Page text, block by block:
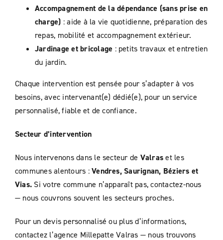
Accompagnement de la dépendance (sans prise en
charge) : aide à la vie quotidienne, préparation des
repas, mobilité et accompagnement extérieur.
Jardinage et bricolage : petits travaux et entretien
du jardin.
Chaque intervention est pensée pour s’adapter à vos
besoins, avec intervenant(e) dédié(e), pour un service
personnalisé, fiable et de confiance.
Secteur d’intervention
Nous intervenons dans le secteur de Valras et les
communes alentours :Vendres, Saurignan, Béziers et
Vias. Si votre commune n’apparaît pas, contactez-nous
— nous couvrons souvent les secteurs proches.
Pour un devis personnalisé ou plus d’informations,
contactez l’agence Millepatte Valras — nous trouvons